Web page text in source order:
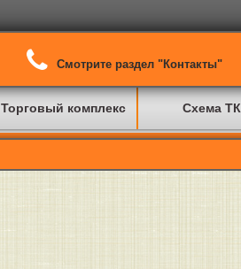
Смотрите раздел "Контакты"
Торговый комплекс Схема ТК